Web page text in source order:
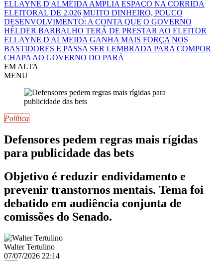
ELLAYNE D'ALMEIDA AMPLIA ESPAÇO NA CORRIDA
ELEITORAL DE 2.026 MUITO DINHEIRO, POUCO
DESENVOLVIMENTO: A CONTA QUE O GOVERNO
HÉLDER BARBALHO TERÁ DE PRESTAR AO ELEITOR
ELLAYNE D'ALMEIDA GANHA MAIS FORÇA NOS
BASTIDORES E PASSA SER LEMBRADA PARA COMPOR
CHAPA AO GOVERNO DO PARÁ
EM ALTA
MENU
Política
Defensores pedem regras mais rígidas
para publicidade das bets
Objetivo é reduzir endividamento e
prevenir transtornos mentais. Tema foi
debatido em audiência conjunta de
comissões do Senado.
Walter Tertulino
07/07/2026 22:14